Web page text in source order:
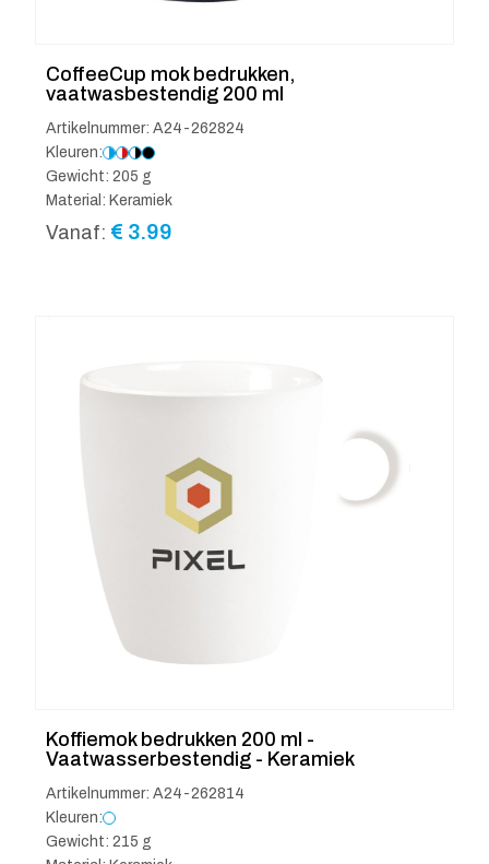
CoffeeCup mok bedrukken,
vaatwasbestendig 200 ml
Artikelnummer: A24-262824
Kleuren:
Gewicht: 205 g
Material: Keramiek
Vanaf: € 3.99
Koffiemok bedrukken 200 ml -
Vaatwasserbestendig - Keramiek
Artikelnummer: A24-262814
Kleuren:
Gewicht: 215 g